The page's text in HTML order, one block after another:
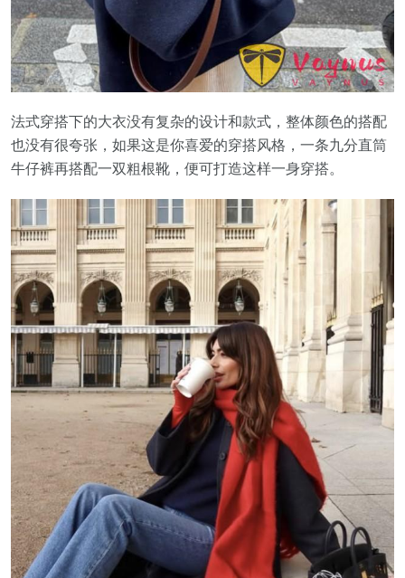
法式穿搭下的大衣没有复杂的设计和款式，整体颜色的搭配
也没有很夸张，如果这是你喜爱的穿搭风格，一条九分直筒
牛仔裤再搭配一双粗根靴，便可打造这样一身穿搭。